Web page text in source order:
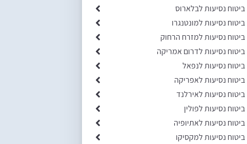
ביטוח נסיעות לבלארוס
ביטוח נסיעות למונטנגרו
ביטוח נסיעות למזרח הרחוק
ביטוח נסיעות לדרום אמריקה
ביטוח נסיעות לנפאל
ביטוח נסיעות לאפריקה
ביטוח נסיעות לאירלנד
ביטוח נסיעות לפולין
ביטוח נסיעות לאתיופיה
ביטוח נסיעות למקסיקו